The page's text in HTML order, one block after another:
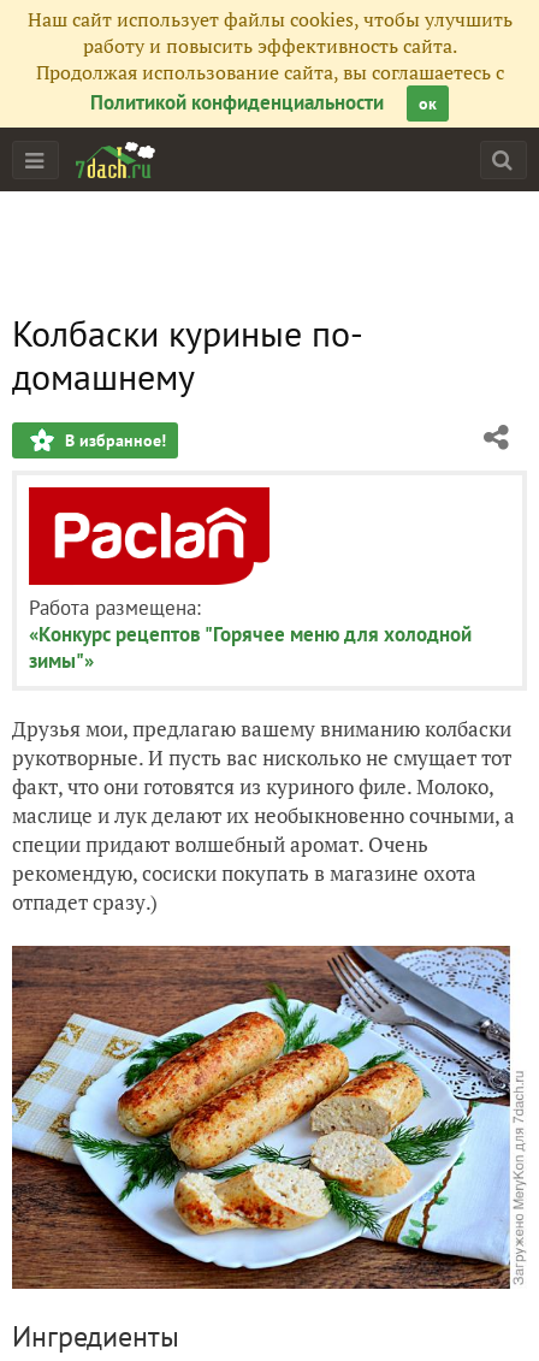
Наш сайт использует файлы cookies, чтобы улучшить
работу и повысить эффективность сайта.
Продолжая использование сайта, вы соглашаетесь с
Политикой конфиденциальности
ок
Колбаски куриные по-
домашнему
В избранное!
Работа размещена:
«Конкурс рецептов "Горячее меню для холодной
зимы"»
Друзья мои, предлагаю вашему вниманию колбаски
рукотворные. И пусть вас нисколько не смущает тот
факт, что они готовятся из куриного филе. Молоко,
маслице и лук делают их необыкновенно сочными, а
специи придают волшебный аромат. Очень
рекомендую, сосиски покупать в магазине охота
отпадет сразу.)
Ингредиенты